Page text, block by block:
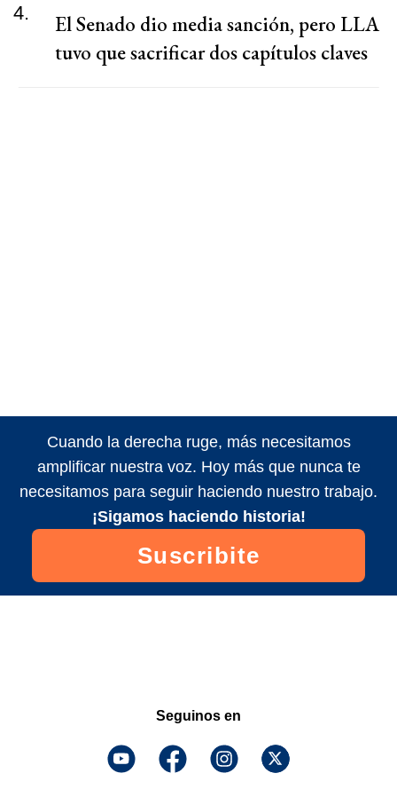
4.
El Senado dio media sanción, pero LLA
tuvo que sacrificar dos capítulos claves
Cuando la derecha ruge, más necesitamos
amplificar nuestra voz. Hoy más que nunca te
necesitamos para seguir haciendo nuestro trabajo.
¡Sigamos haciendo historia!
Suscribite
Seguinos en